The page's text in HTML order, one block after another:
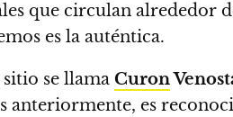
que circulan alrededor
es la auténtica.
se llama Curon
anteriormente, es